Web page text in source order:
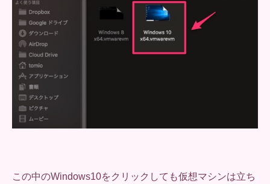
この中のWindows10をクリックしても仮想マシンは立ち